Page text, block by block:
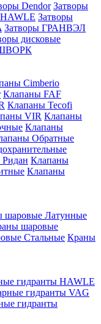
Dendor Затворы
Затворы
Затворы ГРАНВЭЛ
дисковые
Cimberio
Клапаны FAF
Клапаны Tecofi
VIR Клапаны
Клапаны
Обратные
Клапаны
Клапаны
шаровые Латунные
шаровые
Стальные Краны
гидранты HAWLE
гидранты VAG
гидранты